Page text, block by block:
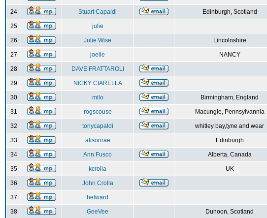
24 Stuart Capaldi Edinburgh, Scotland
25 julie
26 Julie Wise Lincolnshire
27 joelle NANCY
28 DAVE FRATTAROLI
29 NICKY CIARELLA
30 milo Birmingham, England
31 rogscouse Macungie, Pennsylvannia
32 tonycapaldi whitley bay,tyne and wear
33 alisonrae Edinburgh
34 Ann Fusco Alberta, Canada
35 kcrolla UK
36 John Crolla
37 helward
38 GeeVee Dunoon, Scotland